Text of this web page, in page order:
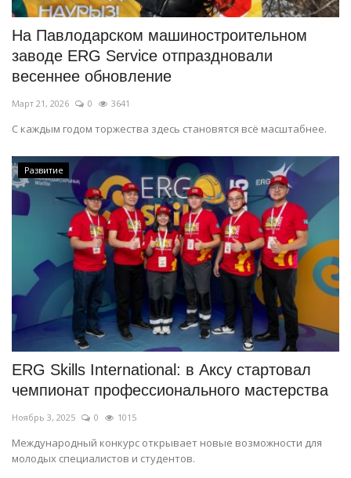
На Павлодарском машиностроительном
заводе ERG Service отпраздновали
весеннее обновление
Март 21, 2026 0 3641
С каждым годом торжества здесь становятся всё масштабнее.
Развитие
ERG Skills International: в Аксу стартовал
чемпионат профессионального мастерства
Ноябрь 3, 2025 0 1015
Международный конкурс открывает новые возможности для
молодых специалистов и студентов.